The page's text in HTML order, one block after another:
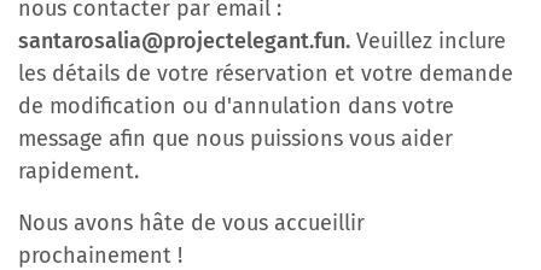
nous contacter par email :
santarosalia@projectelegant.fun. Veuillez inclure
les détails de votre réservation et votre demande
de modification ou d'annulation dans votre
message afin que nous puissions vous aider
rapidement.
Nous avons hâte de vous accueillir
prochainement !